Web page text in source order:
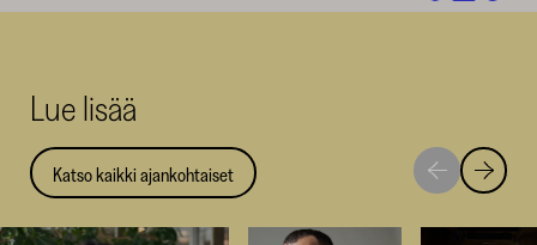
Lue lisää
Katso kaikki ajankohtaiset
Siirry
seuraavaan
Siirry